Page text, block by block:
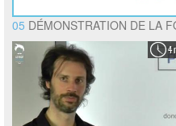
05 DÉMONSTRATION DE LA
4